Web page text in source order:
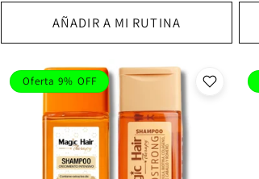
AÑADIR A MI RUTINA
Oferta 9% OFF